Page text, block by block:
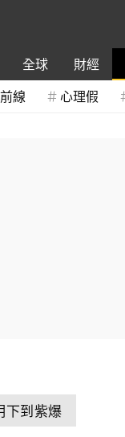
全球 財經
線 心理假
下到紫爆